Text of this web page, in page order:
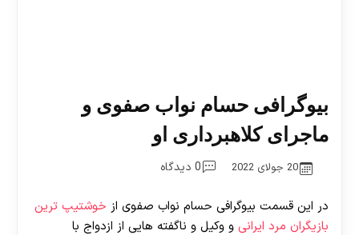
بیوگرافی حسام نواب صفوی و
ماجرای کلاهبرداری او
20 جولای 2022 0 دیدگاه
در این قسمت بیوگرافی حسام نواب صفوی از خوشتیپ ترین
بازیگران مرد ایرانی و وکیل و ناگفته هایی از ازدواج با